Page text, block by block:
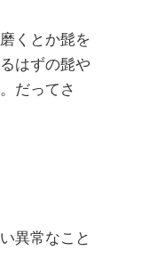
くとか髭を
はずの髭や
だってさ
異常なこと